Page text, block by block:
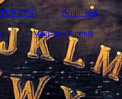
Beratungen
Magisches Zubehör